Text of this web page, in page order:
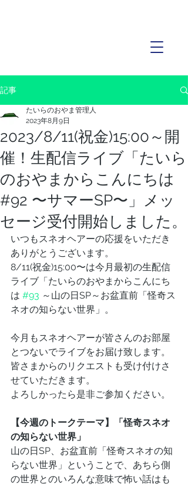
記事
2023/8/11(祝金)15:00～開
催！生配信ライブ「たいら
のおやまからこんにちは
#92 〜サマーSP〜」メッ
セージ受付開始しました。
たいらのおやま管理人
2023年8月9日
いつもスネオヘアーの応援をいただき
ありがとうございます。
8/11(祝金)15:00〜は今月最初の生配信
ライブ「たいらのおやまからこんにち
は #93 ～山の日SP～お盆直前「怪奇ス
ネオの知らない世界」。
今月もスネオヘアーが皆さんのお部屋
とつないでライブをお届け致します。
皆さまからのリクエストも受け付けさ
せていただきます。
よろしかったら是非ご参加ください。
【今週のトークテーマ】「怪奇スネオ
の知らない世界」
山の日SP、お盆直前「怪奇スネオの知
らない世界」ということで、あちら側
の世界とのいろんな意味で怖い話はも